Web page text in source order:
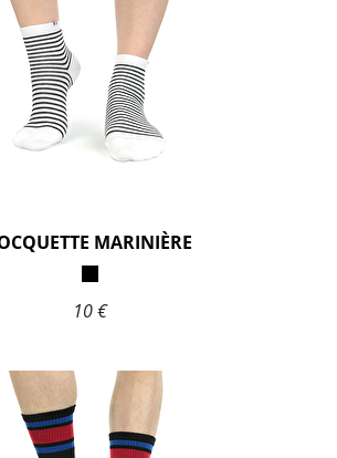
MARINIÈRE
10 €